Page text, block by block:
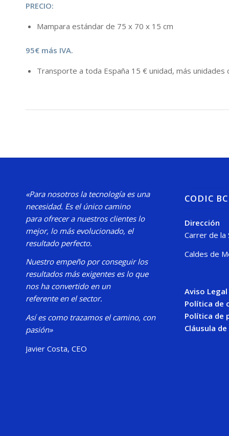
PRECIO:
Mampara estándar de 75 x 70 x 15 cm
95€ más IVA.
Transporte a toda España 15 € unidad, más unidades
«Para nosotros la tecnología es una
necesidad. Es el único camino
para ofrecer a nuestros clientes lo
mejor, lo más evolucionado, el
resultado perfecto.
Nuestro empeño por conseguir los
resultados más exigentes es lo que
nos ha convertido en un
referente en el sector.
Así es como trazamos el camino, con
pasión»
Javier Costa, CEO
CODIC
Dirección
Carrer de la
Caldes de
Aviso Legal
Política de
Política de
Cláusula